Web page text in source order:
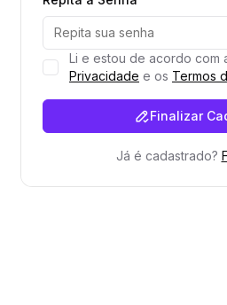
Li e estou de acordo com
Privacidade e os Termos
Finalizar
Já é cadastrado?